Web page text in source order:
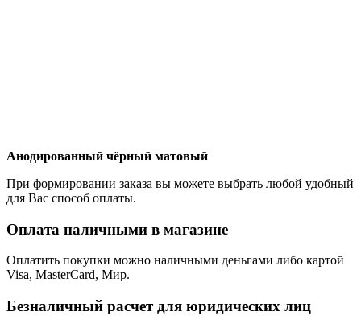
Анодированный чёрный матовый
При формировании заказа вы можете выбрать любой удобный
для Вас способ оплаты.
Оплата наличными в магазине
Оплатить покупки можно наличными деньгами либо картой
Visa, MasterCard, Мир.
Безналичный расчет для юридических лиц